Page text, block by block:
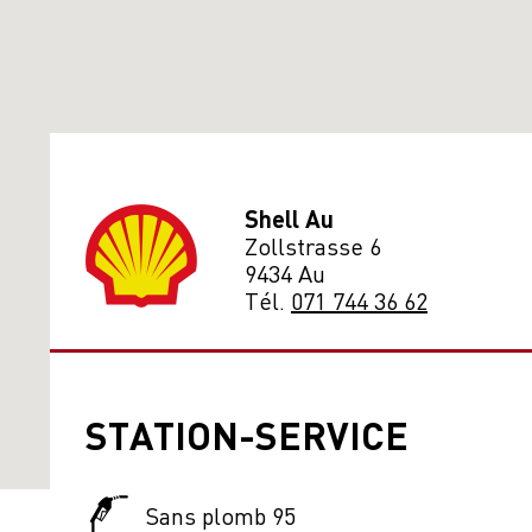
Shell Au
Zollstrasse 6
9434 Au
Tél. 071 744 36 62
STATION-SERVICE
Sans plomb 95